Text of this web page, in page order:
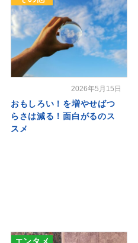
2026年5月15日
おもしろい！を増やせばつ
らさは減る！面白がるのス
スメ
エンタメ